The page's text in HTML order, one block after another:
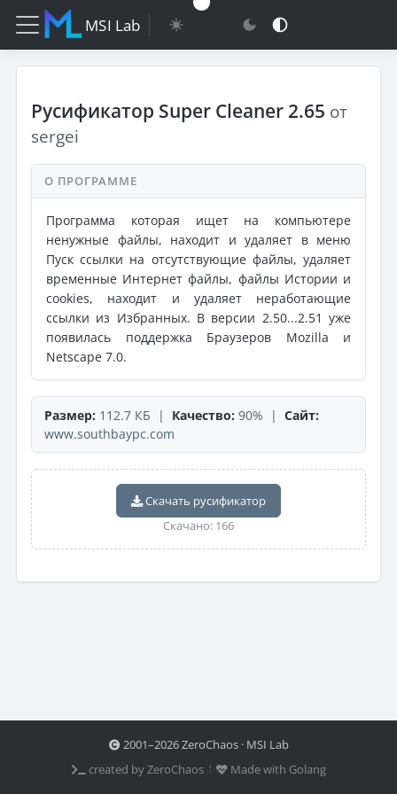
MSI Lab
Русификатор Super Cleaner 2.65 от
sergei
О ПРОГРАММЕ
Программа которая ищет на компьютере
ненужные файлы, находит и удаляет в меню
Пуск ссылки на отсутствующие файлы, удаляет
временные Интернет файлы, файлы Истории и
cookies, находит и удаляет неработающие
ссылки из Избранных. В версии 2.50...2.51 уже
появилась поддержка Браузеров Mozilla и
Netscape 7.0.
Размер: 112.7 КБ | Качество: 90% | Сайт:
www.southbaypc.com
Скачать русификатор
Скачано: 166
2001–2026 ZeroChaos · MSI Lab
created by ZeroChaos ⦙
Made with Golang